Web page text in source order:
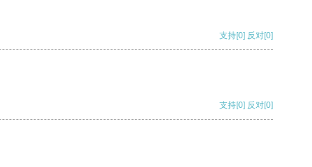
支持[0] 反对[0]
支持[0] 反对[0]